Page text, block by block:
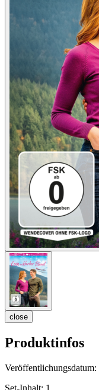
close
Produktinfos
Veröffentlichungsdatum: